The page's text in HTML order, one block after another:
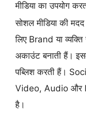
मीडिया का उपयोग
सोशल मीडिया की
लिए Brand या
अकाउंट बनाती हैं।
पब्लिश करती हैं।
Video, Audio और
है।